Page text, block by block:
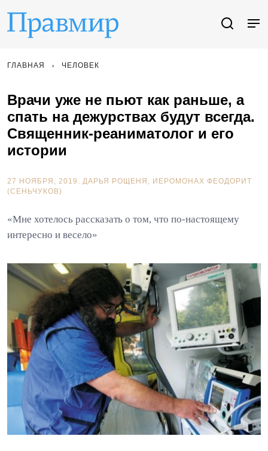
ГЛАВНАЯ ЧЕЛОВЕК
Врачи уже не пьют как раньше, а
спать на дежурствах будут всегда.
Священник-реаниматолог и его
истории
27 НОЯБРЯ, 2019. ДАРЬЯ РОЩЕНЯ
ИЕРОМОНАХ ФЕОДОРИТ
(СЕНЬЧУКОВ)
«Мне хотелось рассказать о том, что по-настоящему
интересно и весело»